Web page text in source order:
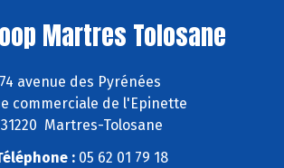
Martres Tolosane
74 avenue des Pyrénées
commerciale de l'Epinette
31220 Martres-Tolosane
: 05 62 01 79 18